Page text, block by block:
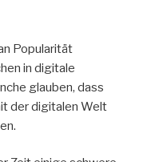
Popularität
in digitale
glauben, dass
der digitalen Welt